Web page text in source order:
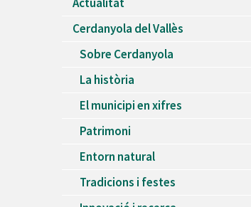
Recursos Humans
Del26/06/2026al30/08/2026
Patis oberts temporada d'estiu
Piscines d'estiu a Cerdanyola
Del01/06/2026al30/09/2026
Refugis climàtics a Cerdanyola
Jocs d'aigua del Parc Cordelles
Del01/07/2024al31/08/2026
Decorem! Conte 'La truita de nabius'
Cerdanyola del Vallès
Sobre Cerdanyola
La història
El municipi en xifres
Patrimoni
Entorn natural
Tradicions i festes